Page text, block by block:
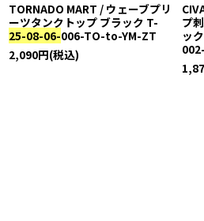
TORNADO MART / ウェーブプリ
ーツタンクトップ ブラック T-
25-08-06-006-TO-to-YM-ZT
2,090円(税込)
プ
ッ